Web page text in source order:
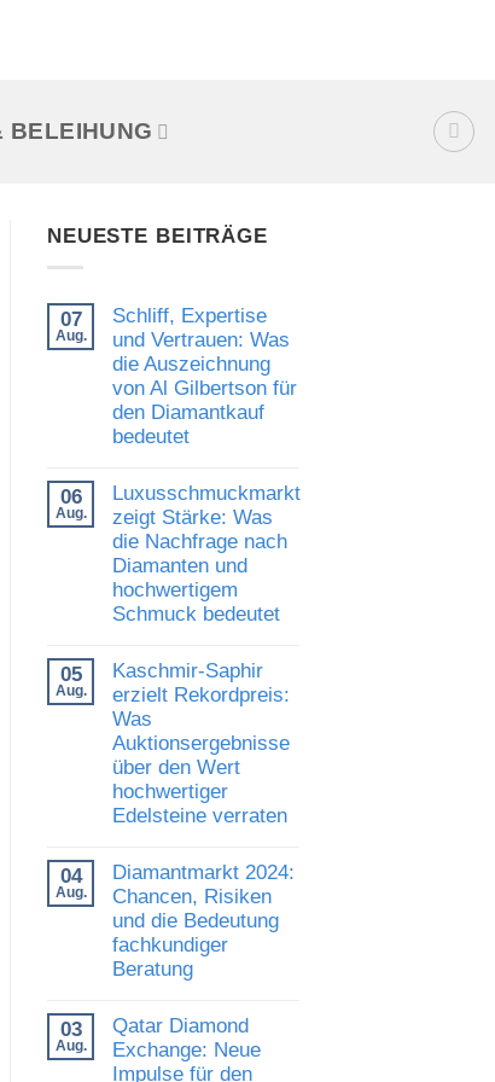
BELEIHUNG
NEUESTE BEITRÄGE
07
Aug.
Schliff, Expertise
und Vertrauen: Was
die Auszeichnung
von Al Gilbertson für
den Diamantkauf
bedeutet
zu
Schliff,
Expertise
und
Vertrauen:
Was
die
Auszeichnung
Gilbertson
für
den
Diamantkauf
bedeutet
06
Aug.
Luxusschmuckmarkt
zeigt Stärke: Was
die Nachfrage nach
Diamanten und
hochwertigem
Schmuck bedeutet
zu
Luxusschmuckmarkt
zeigt
Stärke:
Was
die
Nachfrage
nach
Diamanten
und
bedeutet
05
Aug.
Kaschmir-Saphir
erzielt Rekordpreis:
Was
Auktionsergebnisse
über den Wert
hochwertiger
Edelsteine verraten
zu
Kaschmir-
Saphir
erzielt
Rekordpreis:
Was
Auktionsergebnisse
Wert
hochwertiger
Edelsteine
verraten
04
Aug.
Diamantmarkt 2024:
Chancen, Risiken
und die Bedeutung
fachkundiger
Beratung
zu
Diamantmarkt
2024:
Chancen,
03
Aug.
Qatar Diamond
Exchange: Neue
Impulse für den